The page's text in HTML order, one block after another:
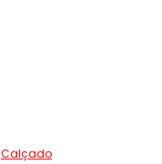
Calçado